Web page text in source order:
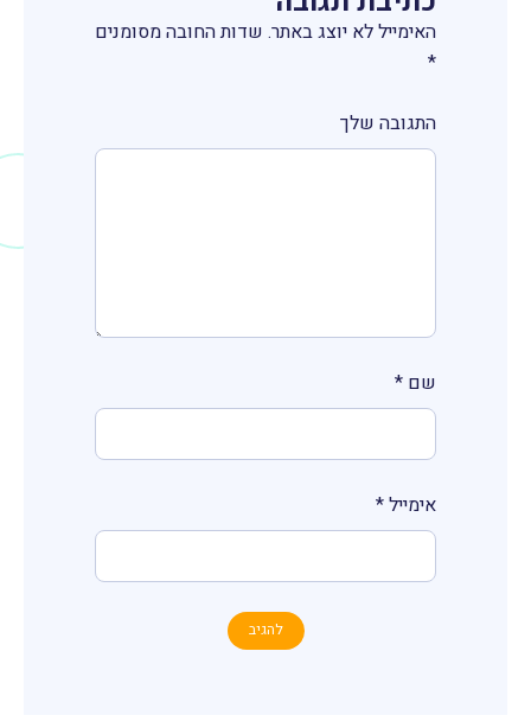
האימייל לא יוצג באתר. שדות החובה מסומנים
*
התגובה שלך
שם *
אימייל*